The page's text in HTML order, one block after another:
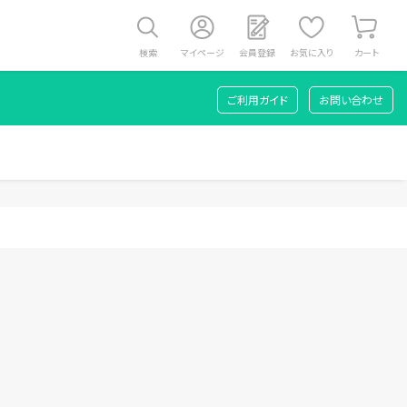
検索 マイページ 会員登録 お気に入り カート
ご利用ガイド お問い合わせ